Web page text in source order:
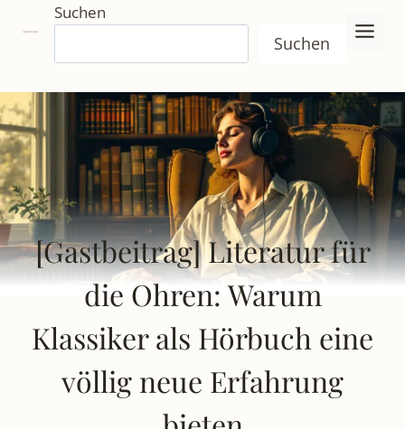
Inhalt
springen
Suchen
Suchen
[Gastbeitrag] Literatur für
die Ohren: Warum
Klassiker als Hörbuch eine
völlig neue Erfahrung